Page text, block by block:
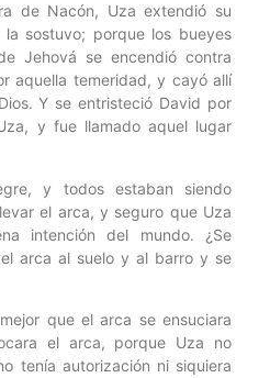
de Nacón, Uza extendió su
sostuvo; porque los bueyes
Jehová se encendió contra
aquella temeridad, y cayó allí
Y se entristeció David por
y fue llamado aquel lugar
y todos estaban siendo
el arca, y seguro que Uza
intención del mundo. ¿Se
arca al suelo y al barro y se
que el arca se ensuciara
el arca, porque Uza no
tenía autorización ni siquiera